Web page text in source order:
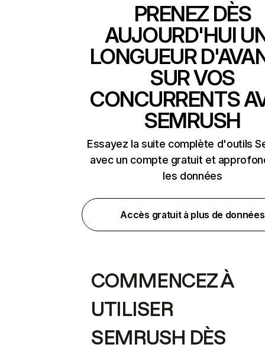
PRENEZ DÈS
AUJOURD'HUI
LONGUEUR
SUR VOS
CONCURRENTS
SEMRUSH
Essayez la suite complète d'outils
avec un compte gratuit et
les données
Accès gratuit à plus de données
COMMENCEZ À
UTILISER
SEMRUSH DÈS